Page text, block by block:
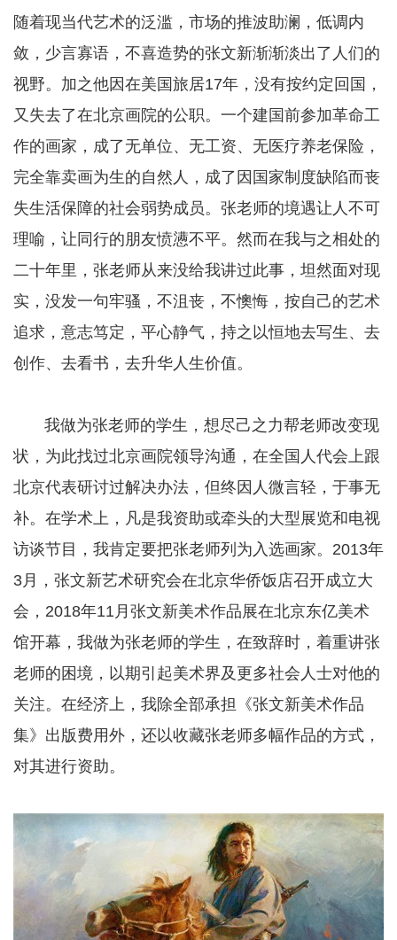
随着现当代艺术的泛滥，市场的推波助澜，低调内
敛，少言寡语，不喜造势的张文新渐渐淡出了人们的
视野。加之他因在美国旅居17年，没有按约定回国，
又失去了在北京画院的公职。一个建国前参加革命工
作的画家，成了无单位、无工资、无医疗养老保险，
完全靠卖画为生的自然人，成了因国家制度缺陷而丧
失生活保障的社会弱势成员。张老师的境遇让人不可
理喻，让同行的朋友愤懑不平。然而在我与之相处的
二十年里，张老师从来没给我讲过此事，坦然面对现
实，没发一句牢骚，不沮丧，不懊悔，按自己的艺术
追求，意志笃定，平心静气，持之以恒地去写生、去
创作、去看书，去升华人生价值。
我做为张老师的学生，想尽己之力帮老师改变现
状，为此找过北京画院领导沟通，在全国人代会上跟
北京代表研讨过解决办法，但终因人微言轻，于事无
补。在学术上，凡是我资助或牵头的大型展览和电视
访谈节目，我肯定要把张老师列为入选画家。2013年
3月，张文新艺术研究会在北京华侨饭店召开成立大
会，2018年11月张文新美术作品展在北京东亿美术
馆开幕，我做为张老师的学生，在致辞时，着重讲张
老师的困境，以期引起美术界及更多社会人士对他的
关注。在经济上，我除全部承担《张文新美术作品
集》出版费用外，还以收藏张老师多幅作品的方式，
对其进行资助。